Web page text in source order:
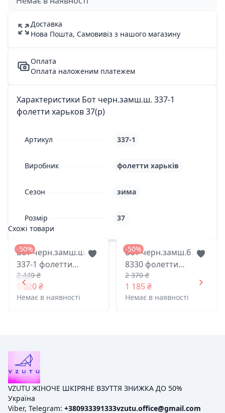
Доставка
Нова Пошта, Самовивіз з нашого магазину
Оплата
Оплата наложеним платежем
Характеристики Бот черн.замш.ш. 337-1
фолетти харьков 37(р)
Артикул 337-1
Виробник фолетти харьків
Сезон зима
Розмір
37
Схожі товари
-50%
Бот черн.замш.ш.
337-1 фолетти
харьков 36(р)
2 440 ₴
1 220 ₴
Немає в наявності
-50%
Бот черн.замш.б.
8330 фолетти
харьков 37(р)
2 370 ₴
1 185 ₴
Немає в наявності
VZUTU ЖІНОЧЕ ШКІРЯНЕ ВЗУТТЯ ЗНИЖКА ДО 50%
Україна
Viber, Telegram: +380933391333vzutu.office@gmail.com